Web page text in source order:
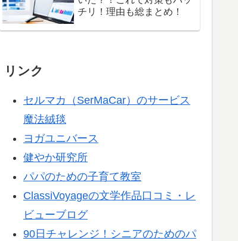
チリ！理由も総まとめ！
リンク
セルマカ（SerMaCar）のサービス
魔法絨毯
ヨガユニバース
健やか研究所
パパのための子育て教室
ClassiVoyageの文学作品口コミ・レ
ビューブログ
90日チャレンジ！シニアのためのパ